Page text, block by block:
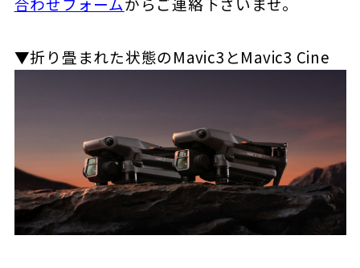
▼折り畳まれた状態のMavic3とMavic3 Cine